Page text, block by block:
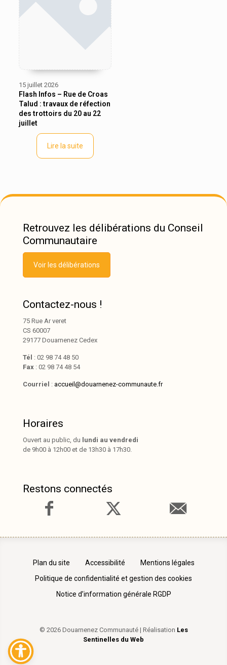
15 juillet 2026
Flash Infos – Rue de Croas
Talud : travaux de réfection
des trottoirs du 20 au 22
juillet
Lire la suite
Retrouvez les délibérations du Conseil
Communautaire
Voir les délibérations
Contactez-nous !
75 Rue Ar veret
CS 60007
29177 Douarnenez Cedex
Tél : 02 98 74 48 50
Fax : 02 98 74 48 54
Courriel : accueil@douarnenez-communaute.fr
Horaires
Ouvert au public, du lundi au vendredi
de 9h00 à 12h00 et de 13h30 à 17h30.
Restons connectés
Plan du site Accessibilité
Mentions légales
Politique de confidentialité et gestion des cookies
Notice d’information générale RGDP
© 2026 Douarnenez Communauté | Réalisation Les
Sentinelles du Web